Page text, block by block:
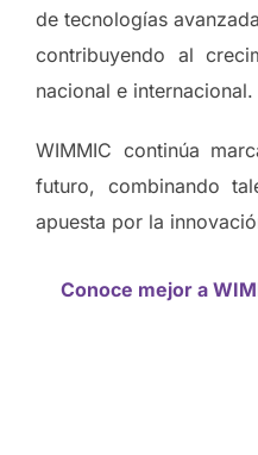
de tecnologías
contribuyendo al
nacional e internacional.
WIMMIC continúa
futuro, combinando
apuesta por la
Conoce mejor a